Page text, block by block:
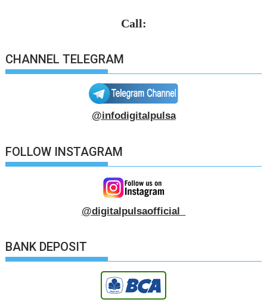
Call:
CHANNEL TELEGRAM
@infodigitalpulsa
FOLLOW INSTAGRAM
@digitalpulsaofficial_
BANK DEPOSIT